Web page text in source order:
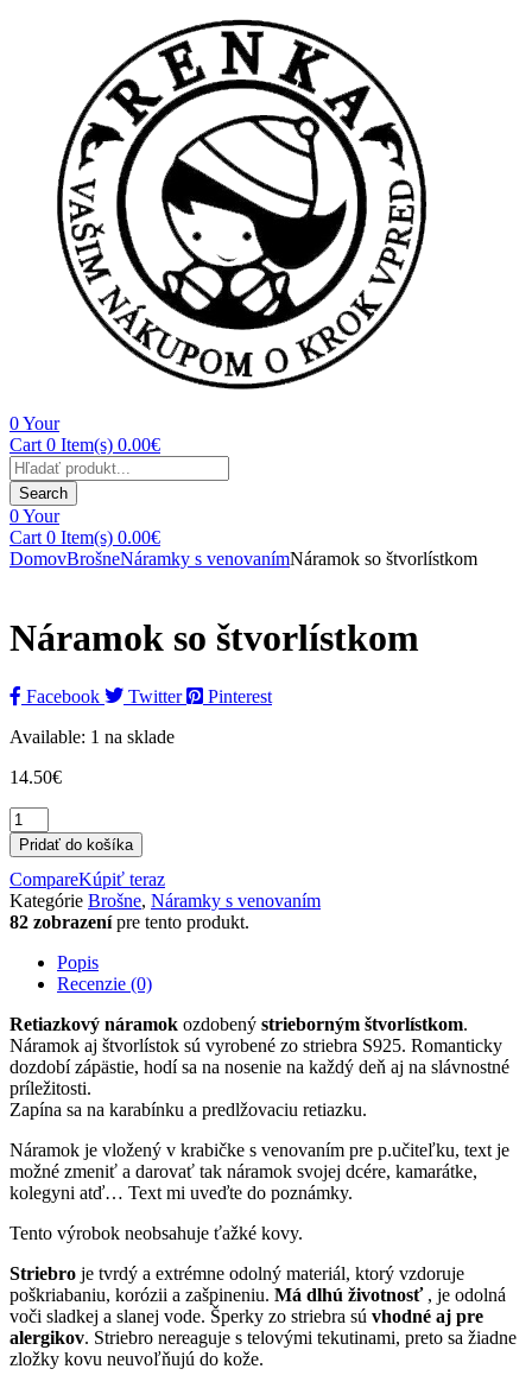
0Your
Cart 0 Item(s) 0.00€
Search
0Your
Cart 0 Item(s) 0.00€
DomovBrošneNáramky s venovanímNáramok so štvorlístkom
Náramok so štvorlístkom
Facebook Twitter
Pinterest
Available: 1 na sklade
14.50€
Pridať do košíka
CompareKúpiť teraz
Kategórie Brošne, Náramky s venovaním
82 zobrazenípre tento produkt.
Popis
Recenzie (0)
Retiazkový náramok ozdobený strieborným štvorlístkom.
Náramok aj štvorlístok sú vyrobené zo striebra S925. Romanticky
dozdobí zápästie, hodí sa na nosenie na každý deň aj na slávnostné
príležitosti.
Zapína sa na karabínku a predlžovaciu retiazku.
Náramok je vložený v krabičke s venovaním pre p.učiteľku, text je
možné zmeniť a darovať tak náramok svojej dcére, kamarátke,
kolegyni atď… Text mi uveďte do poznámky.
Tento výrobok neobsahuje ťažké kovy.
Striebro je tvrdý a extrémne odolný materiál, ktorý vzdoruje
poškriabaniu, korózii a zašpineniu. Má dlhú životnosť, je odolná
voči sladkej a slanej vode. Šperky zo striebra sú vhodné aj pre
alergikov. Striebro nereaguje s telovými tekutinami, preto sa žiadne
zložky kovu neuvoľňujú do kože.